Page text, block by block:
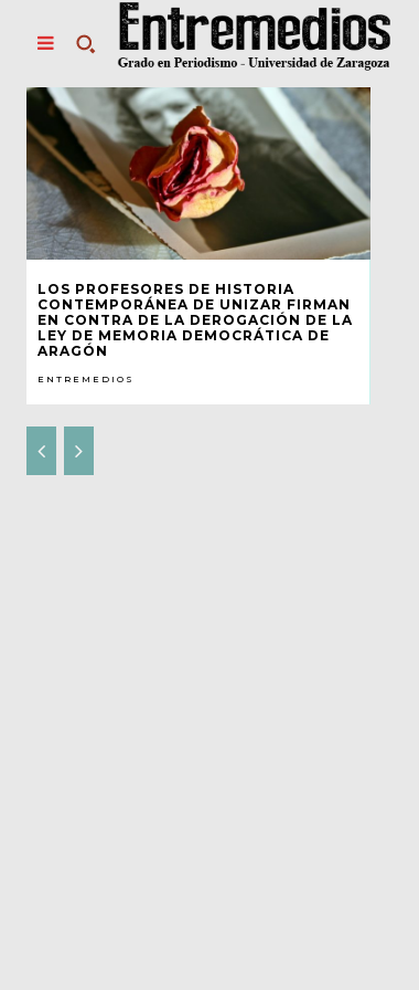
LOS PROFESORES DE HISTORIA
CONTEMPORÁNEA DE UNIZAR FIRMAN
EN CONTRA DE LA DEROGACIÓN DE LA
LEY DE MEMORIA DEMOCRÁTICA DE
ARAGÓN
ENTREMEDIOS